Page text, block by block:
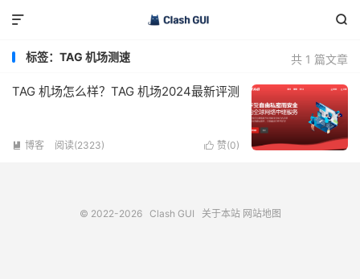


共 1 篇文章
标签：TAG 机场测速
TAG 机场怎么样？TAG 机场2024最新评测
 赞(0)
 博客 阅读(2323)
© 2022-2026 Clash GUI 关于本站 网站地图